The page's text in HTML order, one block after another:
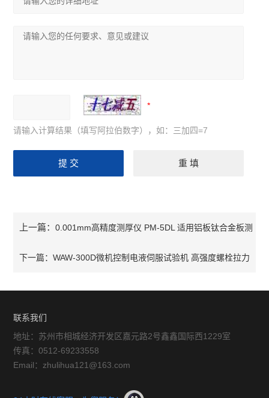
请输入计算结果（填写阿拉伯数字），如：三加四=7
上一篇：0.001mm高精度测厚仪 PM-5DL 适用铝板钛合金板测
量下一篇：WAW-300D微机控制电液伺服试验机 高强度螺栓拉力
联系我们
地址：苏州市相城经济开发区嘉元路2号鑫鑫国际西1229室
传真：0512-69233558
Email：zhulihua121@163.com